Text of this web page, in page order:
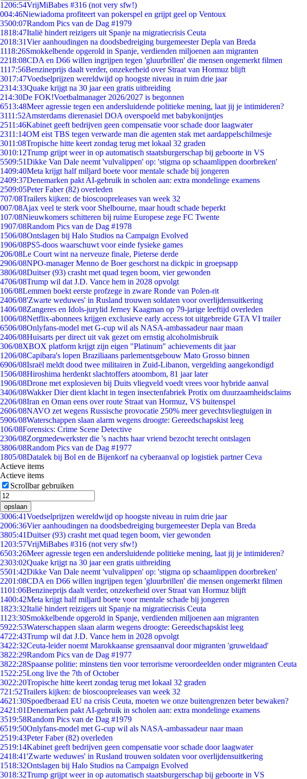
1206:54VrijMiBabes #316 (not very sfw!)
004:46Niewiadoma profiteert van pokerspel en grijpt geel op Ventoux
3500:07Random Pics van de Dag #1979
1818:47Italië hindert reizigers uit Spanje na migratiecrisis Ceuta
2018:31Vier aanhoudingen na doodsbedreiging burgemeester Depla van Breda
1118:26Smokkelbende opgerold in Spanje, verdienden miljoenen aan migranten
2218:08CDA en D66 willen ingrijpen tegen 'gluurbrillen' die mensen ongemerkt filmen
1117:56Benzineprijs daalt verder, onzekerheid over Straat van Hormuz blijft
3017:47Voedselprijzen wereldwijd op hoogste niveau in ruim drie jaar
2314:33Quake krijgt na 30 jaar een gratis uitbreiding
214:30De FOK!Voetbalmanager 2026/2027 is begonnen
6513:48Meer agressie tegen een andersluidende politieke mening, laat jij je intimideren?
3111:52Amsterdams dierenasiel DOA overspoeld met babykonijntjes
2511:46Kabinet geeft bedrijven geen compensatie voor schade door laagwater
2311:14OM eist TBS tegen verwarde man die agenten stak met aardappelschilmesje
3011:08Tropische hitte keert zondag terug met lokaal 32 graden
3010:12Trump grijpt weer in op automatisch staatsburgerschap bij geboorte in VS
5509:51Dikke Van Dale neemt 'vulvalippen' op: 'stigma op schaamlippen doorbreken'
1409:40Meta krijgt half miljard boete voor mentale schade bij jongeren
2409:37Denemarken pakt AI-gebruik in scholen aan: extra mondelinge examens
2509:05Peter Faber (82) overleden
707/08Trailers kijken: de bioscoopreleases van week 32
007/08Ajax veel te sterk voor Shelbourne, maar houdt schade beperkt
107/08Nieuwkomers schitteren bij ruime Europese zege FC Twente
1907/08Random Pics van de Dag #1978
1506/08Ontslagen bij Halo Studios na Campaign Evolved
1906/08PS5-doos waarschuwt voor einde fysieke games
206/08Le Court wint na nerveuze finale, Pieterse derde
2906/08NPO-manager Menno de Boer geschorst na dickpic in groepsapp
3806/08Duitser (93) crasht met quad tegen boom, vier gewonden
4706/08Trump wil dat J.D. Vance hem in 2028 opvolgt
106/08Lemmen boekt eerste profzege in zware Ronde van Polen-rit
2406/08'Zwarte weduwes' in Rusland trouwen soldaten voor overlijdensuitkering
1406/08Zangeres en Idols-jurylid Jerney Kaagman op 79-jarige leeftijd overleden
1006/08Netflix-abonnees krijgen exclusieve early access tot uitgebreide GTA VI trailer
6506/08Onlyfans-model met G-cup wil als NASA-ambassadeur naar maan
2406/08Huisarts per direct uit vak gezet om ernstig alcoholmisbruik
306/08XBOX platform krijgt zijn eigen "Platinum" achievements dit jaar
1206/08Capibara's lopen Braziliaans parlementsgebouw Mato Grosso binnen
6906/08Israël meldt dood twee militairen in Zuid-Libanon, vergelding aangekondigd
1506/08Hiroshima herdenkt slachtoffers atoombom, 81 jaar later
1906/08Drone met explosieven bij Duits vliegveld voedt vrees voor hybride aanval
3406/08Wakker Dier dient klacht in tegen insectenfabriek Protix om duurzaamheidsclaims
2206/08Iran en Oman eens over route Straat van Hormuz, VS buitenspel
2606/08NAVO zet wegens Russische provocatie 250% meer gevechtsvliegtuigen in
5906/08Waterschappen slaan alarm wegens droogte: Gereedschapskist leeg
106/08Forensics: Crime Scene Detective
2306/08Zorgmedewerkster die 's nachts haar vriend bezocht terecht ontslagen
3806/08Random Pics van de Dag #1977
1805/08Datalek bij Bol en de Bijenkorf na cyberaanval op logistiek partner Ceva
Actieve items
Actieve items
Scrollbar gebruiken
opslaan
3006:41Voedselprijzen wereldwijd op hoogste niveau in ruim drie jaar
2006:36Vier aanhoudingen na doodsbedreiging burgemeester Depla van Breda
3805:41Duitser (93) crasht met quad tegen boom, vier gewonden
1203:57VrijMiBabes #316 (not very sfw!)
6503:26Meer agressie tegen een andersluidende politieke mening, laat jij je intimideren?
2303:02Quake krijgt na 30 jaar een gratis uitbreiding
5501:42Dikke Van Dale neemt 'vulvalippen' op: 'stigma op schaamlippen doorbreken'
2201:08CDA en D66 willen ingrijpen tegen 'gluurbrillen' die mensen ongemerkt filmen
1101:06Benzineprijs daalt verder, onzekerheid over Straat van Hormuz blijft
1400:42Meta krijgt half miljard boete voor mentale schade bij jongeren
1823:32Italië hindert reizigers uit Spanje na migratiecrisis Ceuta
11 23:30Smokkelbende opgerold in Spanje, verdienden miljoenen aan migranten
5922:53Waterschappen slaan alarm wegens droogte: Gereedschapskist leeg
4722:43Trump wil dat J.D. Vance hem in 2028 opvolgt
3422:32Ceuta-leider noemt Marokkaanse grensaanval door migranten 'gruweldaad'
3822:29Random Pics van de Dag #1977
3822:28Spaanse politie: minstens tien voor terrorisme veroordeelden onder migranten Ceuta
1522:25Long live the 7th of October
3022:20Tropische hitte keert zondag terug met lokaal 32 graden
721:52Trailers kijken: de bioscoopreleases van week 32
4621:30Spoedberaad EU na crisis Ceuta, moeten we onze buitengrenzen beter bewaken?
2421:01Denemarken pakt AI-gebruik in scholen aan: extra mondelinge examens
3519:58Random Pics van de Dag #1979
6519:50Onlyfans-model met G-cup wil als NASA-ambassadeur naar maan
2519:43Peter Faber (82) overleden
2519:14Kabinet geeft bedrijven geen compensatie voor schade door laagwater
2418:41'Zwarte weduwes' in Rusland trouwen soldaten voor overlijdensuitkering
1518:32Ontslagen bij Halo Studios na Campaign Evolved
3018:32Trump grijpt weer in op automatisch staatsburgerschap bij geboorte in VS